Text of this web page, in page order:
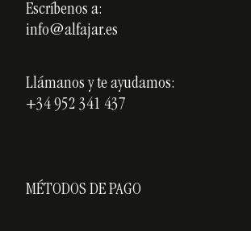
Escríbenos a:
info@alfajar.es
Llámanos y te ayudamos:
+34 952 341 437
MÉTODOS DE PAGO